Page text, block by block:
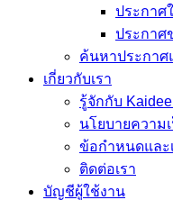
ประกาศ
ประกาศ
ค้นหาประกาศ
เกี่ยวกับเรา
รู้จักกับ
นโยบายความ
ข้อกำหนดและ
ติดต่อเรา
บัญชีผู้ใช้งาน